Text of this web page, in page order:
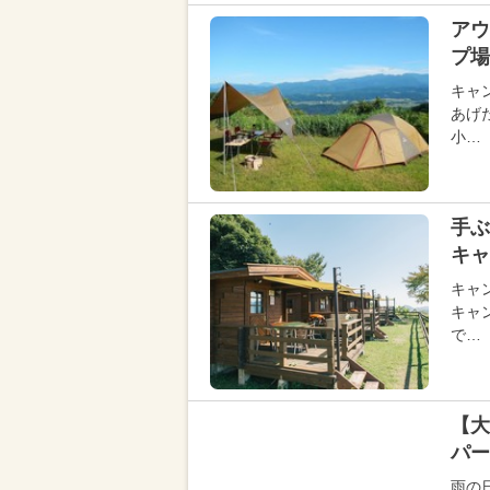
ア
プ
キャ
あげ
小…
手
キ
キャ
キャ
で…
【
パ